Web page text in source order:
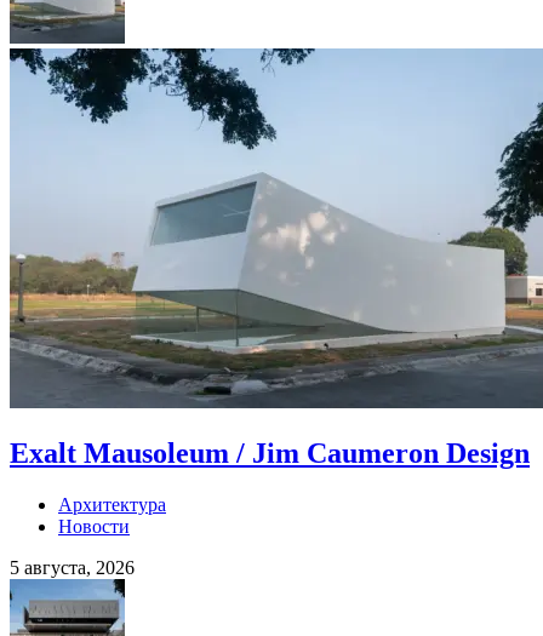
Exalt Mausoleum / Jim Caumeron Design
Архитектура
Новости
5 августа, 2026